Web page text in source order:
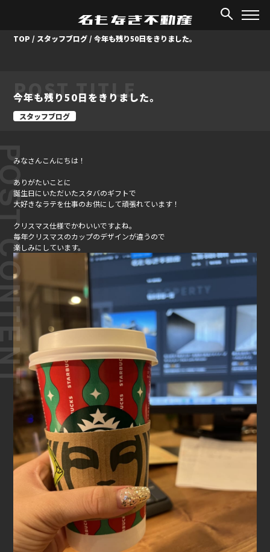
TOP / スタッフブログ /今年も残り50日をきりました。
POST TITLE
今年も残り50日をきりました。
スタッフブログ
みなさんこんにちは！
ありがたいことに
誕生日にいただいたスタバのギフトで
大好きなラテを仕事のお供にして頑張れています！
クリスマス仕様でかわいいですよね。
毎年クリスマスのカップのデザインが違うので
楽しみにしています。